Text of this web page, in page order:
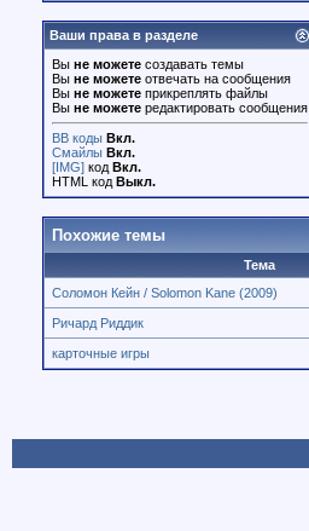
Ваши права в разделе
Вы не можете создавать темы
Вы не можете отвечать на сообщения
Вы не можете прикреплять файлы
Вы не можете редактировать сообщения
BB коды Вкл.
Смайлы Вкл.
[IMG] код Вкл.
HTML код Выкл.
Похожие темы
Тема
Cоломон Кейн / Solomon Kane (2009)
Ричард Риддик
карточные игры